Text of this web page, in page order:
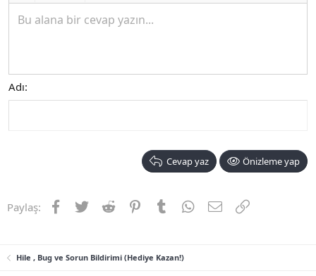
Insert table
Geri alileri alBB kodunu değiştir
Bu alana bir cevap yazın...
Adı
Cevap yaz Önizleme yap
Paylaş: Facebook
TwitterReddit PinterestTumblrWhatsApp
E-postaLink
Hile , Bug ve Sorun Bildirimi (Hediye Kazan!)